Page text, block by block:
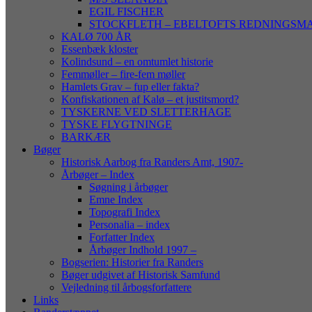
EGIL FISCHER
STOCKFLETH – EBELTOFTS
KALØ 700 ÅR
Essenbæk kloster
Kolindsund – en omtumlet historie
Femmøller – fire-fem møller
Hamlets Grav – fup eller fakta?
Konfiskationen af Kalø – et justitsmord?
TYSKERNE VED SLETTERHAGE
TYSKE FLYGTNINGE
BARKÆR
Bøger
Historisk Aarbog fra Randers Amt, 1907-
Årbøger – Index
Søgning i årbøger
Emne Index
Topografi Index
Personalia – index
Forfatter Index
Årbøger Indhold 1997 –
Bogserien: Historier fra Randers
Bøger udgivet af Historisk Samfund
Vejledning til årbogsforfattere
Links